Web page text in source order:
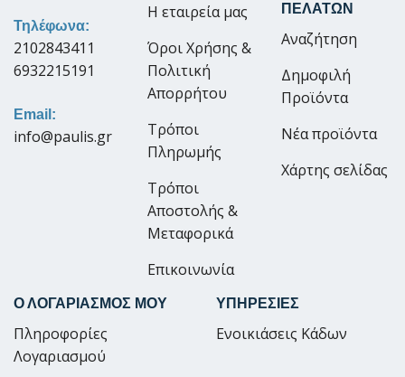
Τηλέφωνα:
2102843411
6932215191
Email:
info@paulis.gr
Η εταιρεία μας
Όροι Χρήσης &
Πολιτική
Απορρήτου
Τρόποι
Πληρωμής
Τρόποι
Αποστολής &
Μεταφορικά
Επικοινωνία
ΠΕΛΑΤΩΝ
Αναζήτηση
Δημοφιλή
Προϊόντα
Νέα προϊόντα
Χάρτης σελίδας
Ο ΛΟΓΑΡΙΑΣΜΟΣ ΜΟΥ
Πληροφορίες
Λογαριασμού
ΥΠΗΡΕΣΙΕΣ
Ενοικιάσεις Κάδων